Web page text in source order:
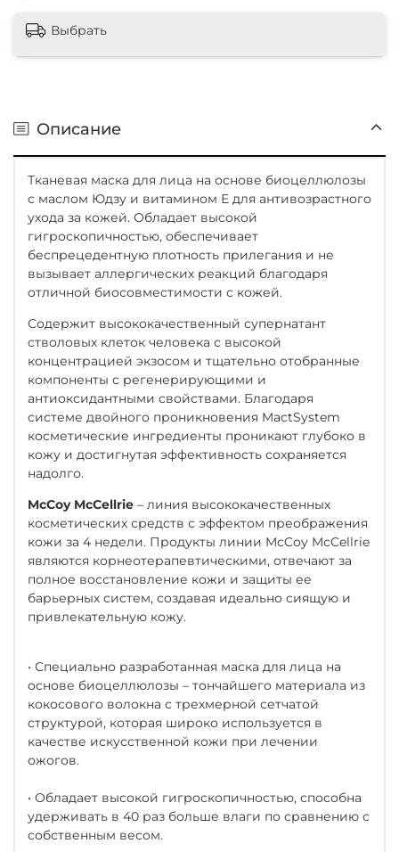
Выбрать
Описание
Тканевая маска для лица на основе биоцеллюлозы
с маслом Юдзу и витамином Е для антивозрастного
ухода за кожей. Обладает высокой
гигроскопичностью, обеспечивает
беспрецедентную плотность прилегания и не
вызывает аллергических реакций благодаря
отличной биосовместимости с кожей.
Содержит высококачественный супернатант
стволовых клеток человека с высокой
концентрацией экзосом и тщательно отобранные
компоненты с регенерирующими и
антиоксидантными свойствами. Благодаря
системе двойного проникновения MactSystem
косметические ингредиенты проникают глубоко в
кожу и достигнутая эффективность сохраняется
надолго.
McCoy McCellrie – линия высококачественных
косметических средств с эффектом преображения
кожи за 4 недели. Продукты линии McCoy McCellrie
являются корнеотерапевтическими, отвечают за
полное восстановление кожи и защиты ее
барьерных систем, создавая идеально сиящую и
привлекательную кожу.
• Специально разработанная маска для лица на
основе биоцеллюлозы – тончайшего материала из
кокосового волокна с трехмерной сетчатой
структурой, которая широко используется в
качестве искусственной кожи при лечении
ожогов.
• Обладает высокой гигроскопичностью, способна
удерживать в 40 раз больше влаги по сравнению с
собственным весом.